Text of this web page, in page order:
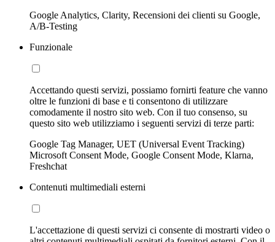
Google Analytics, Clarity, Recensioni dei clienti su Google,
A/B-Testing
Funzionale
Accettando questi servizi, possiamo fornirti feature che vanno
oltre le funzioni di base e ti consentono di utilizzare
comodamente il nostro sito web. Con il tuo consenso, su
questo sito web utilizziamo i seguenti servizi di terze parti:
Google Tag Manager, UET (Universal Event Tracking)
Microsoft Consent Mode, Google Consent Mode, Klarna,
Freshchat
Contenuti multimediali esterni
L'accettazione di questi servizi ci consente di mostrarti video o